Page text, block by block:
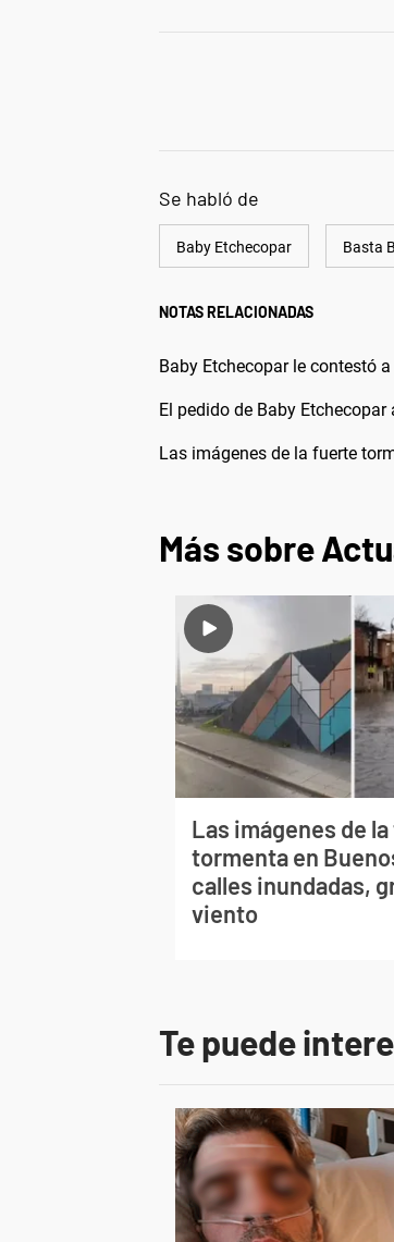
Se habló de
Baby Etchecopar Basta
NOTAS RELACIONADAS
Baby Etchecopar le contestó
El pedido de Baby
Las imágenes de la fuerte
Más sobre
Las imágenes de
tormenta en
calles inundadas,
viento
Te puede